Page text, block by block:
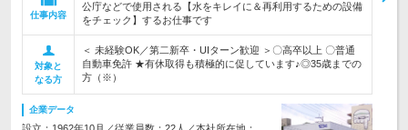
仕事内容
公庁などで使用される【水をキレイに＆再利用するための設備
をチェック】するお仕事です
対象と
なる方
＜ 未経験OK／第二新卒・UIターン歓迎 ＞〇高卒以上 〇普通
自動車免許 ★有休取得も積極的に促しています♪◎35歳までの
方（※）
企業データ